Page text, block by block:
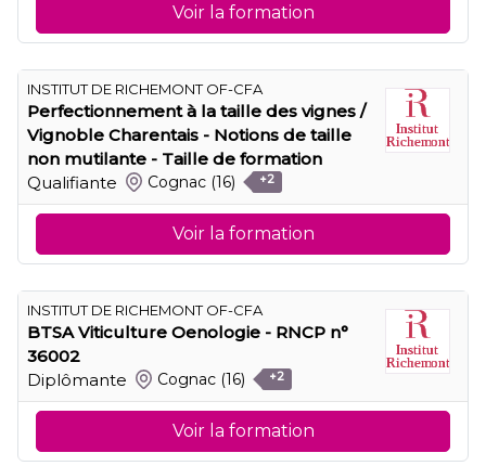
Voir la formation
INSTITUT DE RICHEMONT OF-CFA
Perfectionnement à la taille des vignes /
Vignoble Charentais - Notions de taille
non mutilante - Taille de formation
Qualifiante
Cognac (16) +2
Voir la formation
INSTITUT DE RICHEMONT OF-CFA
BTSA Viticulture Oenologie - RNCP n°
36002
Diplômante
Cognac (16) +2
Voir la formation